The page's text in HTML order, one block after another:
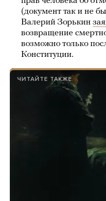
(документ так и не
Валерий Зорькин
возвращение
возможно только
Конституции.
ЧИТАЙТЕ ТАКЖЕ